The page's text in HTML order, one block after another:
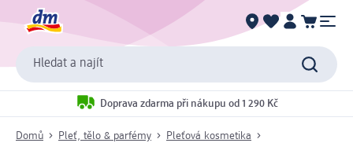
Hledat a najít
Doprava zdarma při nákupu od 1 290 Kč
Domů Pleť, tělo & parfémy
Pleťová kosmetika